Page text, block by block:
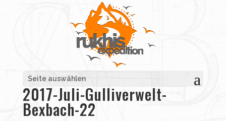
Seite auswählen
2017-Juli-Gulliverwelt-
Bexbach-22